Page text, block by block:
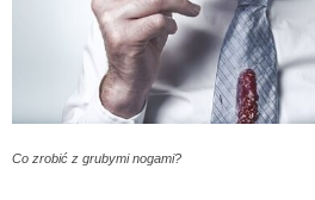
Co zrobić z grubymi nogami?